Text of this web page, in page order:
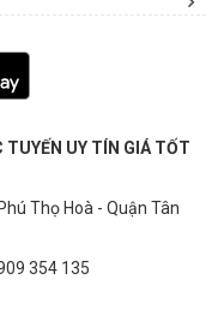
TUYẾN UY TÍN GIÁ TỐT
Thọ Hoà - Quận Tân
354 135